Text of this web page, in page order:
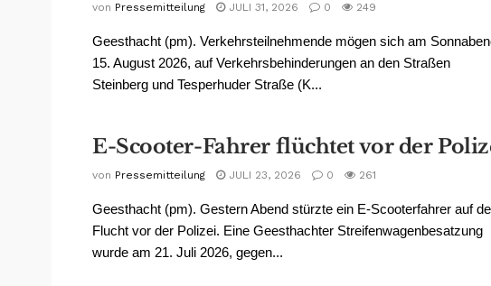
von Pressemitteilung JULI 31, 2026 0 249
Geesthacht (pm). Verkehrsteilnehmende mögen sich am
15. August 2026, auf Verkehrsbehinderungen an den Straßen
Steinberg und Tesperhuder Straße (K...
E-Scooter-Fahrer flüchtet vor der
von Pressemitteilung JULI 23, 2026 0 261
Geesthacht (pm). Gestern Abend stürzte ein E-Scooterfahrer auf
Flucht vor der Polizei. Eine Geesthachter Streifenwagenbesatzung
wurde am 21. Juli 2026, gegen...